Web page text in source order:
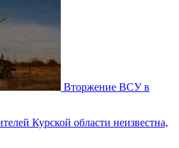
Вторжение ВСУ в
Курской области неизвестна,